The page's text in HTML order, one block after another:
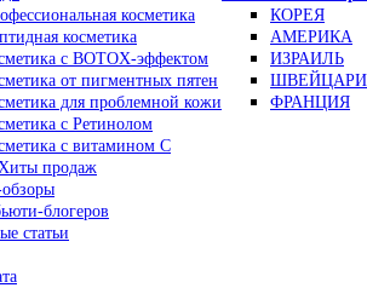
косметика
косметика
с BOTOX-эффектом
от пигментных пятен
для проблемной кожи
с Ретинолом
с витамином С
КОРЕЯ
АМЕРИКА
ИЗРАИЛЬ
ФРАНЦИЯ
продаж
блогеров
статьи